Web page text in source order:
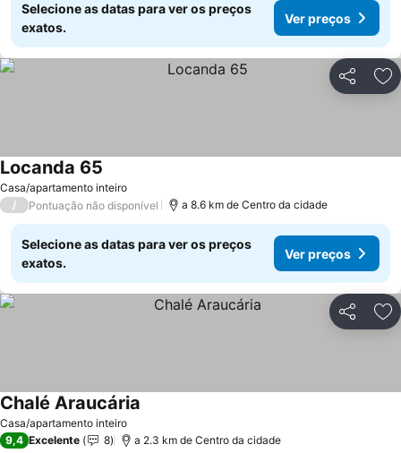
Selecione as datas para ver os preços
exatos.
Ver preços
Partilhar
Casa/apartamento inteiro
Locanda 65
/ Pontuação não disponível a 8.6 km de Centro da cidade
Selecione as datas para ver os preços
exatos.
Ver preços
Partilhar
Casa/apartamento inteiro
Chalé Araucária
9,4 Excelente 8 a 2.3 km de Centro da cidade